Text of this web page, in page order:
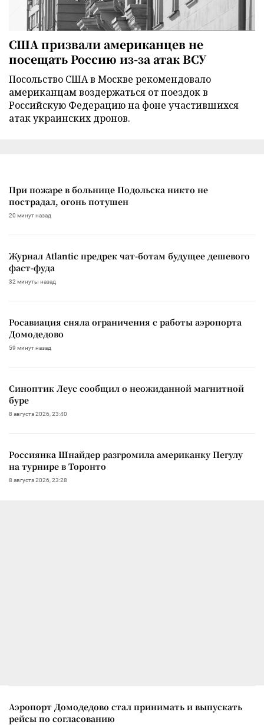
США призвали американцев не
посещать Россию из-за атак ВСУ
Посольство США в Москве рекомендовало
американцам воздержаться от поездок в
Российскую Федерацию на фоне участившихся
атак украинских дронов.
При пожаре в больнице Подольска никто не
пострадал, огонь потушен
20 минут назад
Журнал Atlantic предрек чат-ботам будущее дешевого
фаст-фуда
32 минуты назад
Росавиация сняла ограничения с работы аэропорта
Домодедово
59 минут назад
Синоптик Леус сообщил о неожиданной магнитной
буре
8 августа 2026, 23:40
Россиянка Шнайдер разгромила американку Пегулу
на турнире в Торонто
8 августа 2026, 23:28
Аэропорт Домодедово стал принимать и выпускать
рейсы по согласованию